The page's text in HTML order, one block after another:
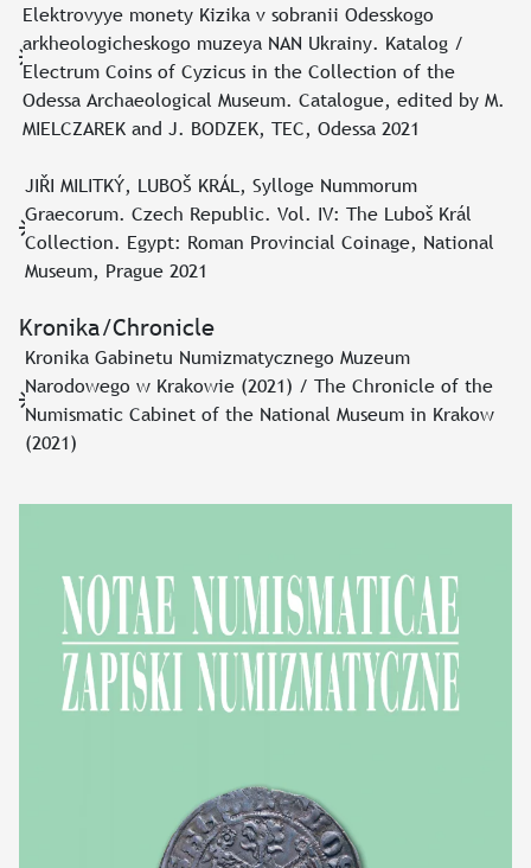
Elektrovyye monety Kizika v sobranii Odesskogo
arkheologicheskogo muzeya NAN Ukrainy. Katalog /
Electrum Coins of Cyzicus in the Collection of the
Odessa Archaeological Museum. Catalogue, edited by M.
MIELCZAREK and J. BODZEK, TEC, Odessa 2021
JIŘI MILITKÝ, LUBOŠ KRÁL, Sylloge Nummorum
Graecorum. Czech Republic. Vol. IV: The Luboš Král
Collection. Egypt: Roman Provincial Coinage, National
Museum, Prague 2021
Kronika/Chronicle
Kronika Gabinetu Numizmatycznego Muzeum
Narodowego w Krakowie (2021) / The Chronicle of the
Numismatic Cabinet of the National Museum in Krakow
(2021)